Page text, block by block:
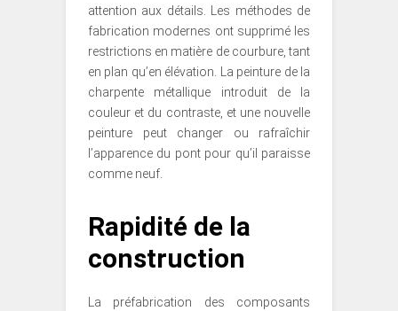
attention aux détails. Les méthodes de
fabrication modernes ont supprimé les
restrictions en matière de courbure, tant
en plan qu’en élévation. La peinture de la
charpente métallique introduit de la
couleur et du contraste, et une nouvelle
peinture peut changer ou rafraîchir
l’apparence du pont pour qu’il paraisse
comme neuf.
Rapidité de la
construction
La préfabrication des composants